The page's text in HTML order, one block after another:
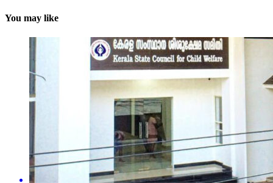
You may like